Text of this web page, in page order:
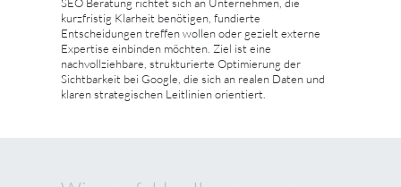
kurzfristig Klarheit benötigen, fundierte
Entscheidungen treffen wollen oder gezielt externe
Expertise einbinden möchten. Ziel ist eine
nachvollziehbare, strukturierte Optimierung der
Sichtbarkeit bei Google, die sich an realen Daten und
klaren strategischen Leitlinien orientiert.